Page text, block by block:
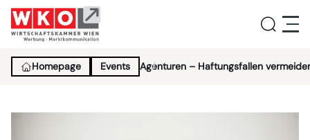
Homepage Events Agenturen – Haftungsfallen